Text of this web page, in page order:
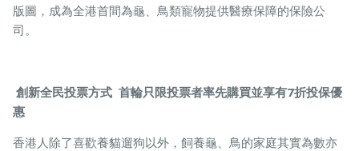
版圖，成為全港首間為龜、鳥類寵物提供醫療保障的保險公
司。
創新全民投票方式 首輪只限投票者率先購買並享有7折投保優
惠
香港人除了喜歡養貓遛狗以外，飼養龜、鳥的家庭其實為數亦